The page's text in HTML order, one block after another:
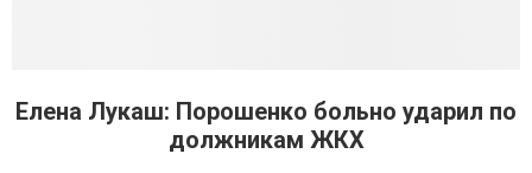
Елена Лукаш: Порошенко больно ударил по
должникам ЖКХ